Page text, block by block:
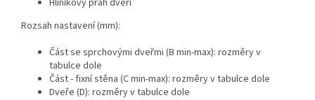
Rozsah nastavení (mm):
Část se sprchovými dveřmi (B min-max): rozměry v
tabulce dole
Část - fixní stěna (C min-max): rozměry v tabulce dole
Dveře (D): rozměry v tabulce dole